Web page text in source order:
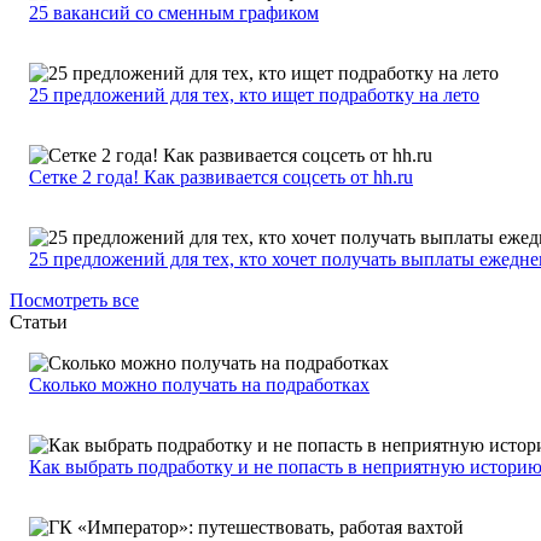
25 вакансий со сменным графиком
25 предложений для тех, кто ищет подработку на лето
Сетке 2 года! Как развивается соцсеть от hh.ru
25 предложений для тех, кто хочет получать выплаты
Посмотреть все
Статьи
Сколько можно получать на подработках
Как выбрать подработку и не попасть в неприятную историю